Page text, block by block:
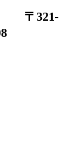
〒321-